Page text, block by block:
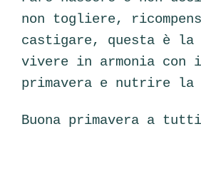
non togliere,
castigare, questa è la
vivere in armonia
primavera e nutrire la
Buona primavera a